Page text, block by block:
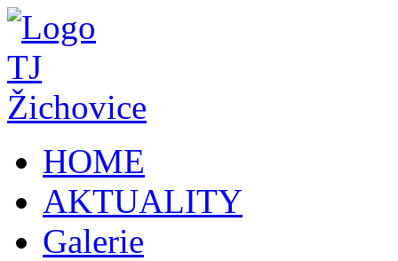
HOME
AKTUALITY
Galerie